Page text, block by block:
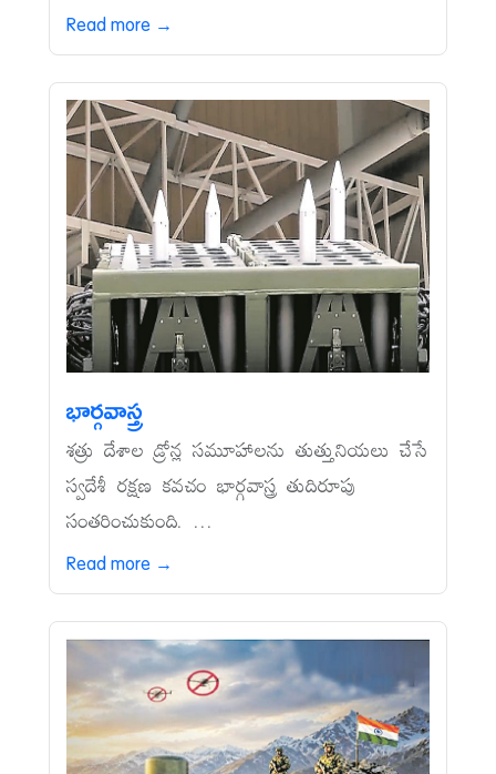
Read more →
భార్గవాస్త్ర
శత్రు దేశాల డ్రోన్ల సమూహాలను తుత్తునియలు చేసే
స్వదేశీ రక్షణ కవచం భార్గవాస్త్ర తుదిరూపు
సంతరించుకుంది. ...
Read more →